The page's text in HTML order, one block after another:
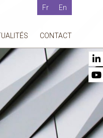
Fr En
CONTACT